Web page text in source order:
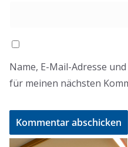
Name, E-Mail-Adresse
für meinen nächsten